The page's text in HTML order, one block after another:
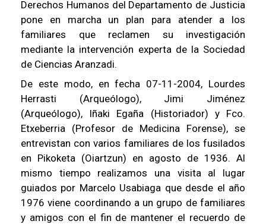
Derechos Humanos del Departamento de Justicia
pone en marcha un plan para atender a los
familiares que reclamen su investigación
mediante la intervención experta de la Sociedad
de Ciencias Aranzadi.
De este modo, en fecha 07-11-2004, Lourdes
Herrasti (Arqueólogo), Jimi Jiménez
(Arqueólogo), Iñaki Egaña (Historiador) y Fco.
Etxeberria (Profesor de Medicina Forense), se
entrevistan con varios familiares de los fusilados
en Pikoketa (Oiartzun) en agosto de 1936. Al
mismo tiempo realizamos una visita al lugar
guiados por Marcelo Usabiaga que desde el año
1976 viene coordinando a un grupo de familiares
y amigos con el fin de mantener el recuerdo de